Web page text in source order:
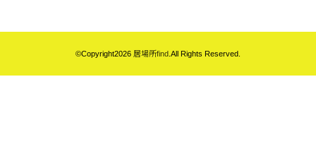
©Copyright2026 居場所find.All Rights Reserved.